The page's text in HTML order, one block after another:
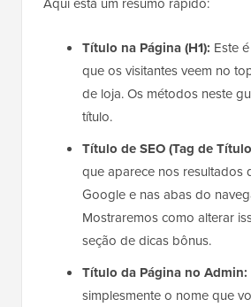
Título na Página (H1): Este
que os visitantes veem no
de loja. Os métodos neste
título.
Título de SEO (Tag de
que aparece nos resultados
Google e nas abas do
Mostraremos como alterar
seção de dicas bônus.
Título da Página no Admin:
simplesmente o nome que